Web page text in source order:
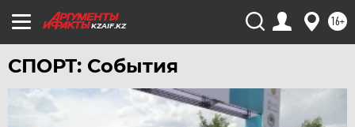
KZAIF.KZ 16+
СПОРТ: События